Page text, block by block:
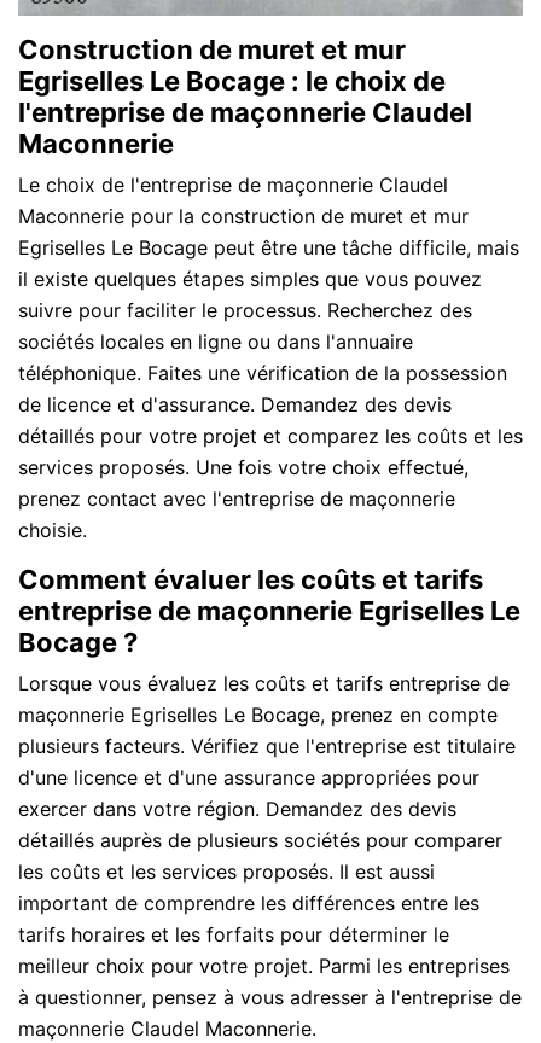
Construction de muret et mur
Egriselles Le Bocage : le choix de
l'entreprise de maçonnerie Claudel
Maconnerie
Le choix de l'entreprise de maçonnerie Claudel
Maconnerie pour la construction de muret et mur
Egriselles Le Bocage peut être une tâche difficile, mais
il existe quelques étapes simples que vous pouvez
suivre pour faciliter le processus. Recherchez des
sociétés locales en ligne ou dans l'annuaire
téléphonique. Faites une vérification de la possession
de licence et d'assurance. Demandez des devis
détaillés pour votre projet et comparez les coûts et les
services proposés. Une fois votre choix effectué,
prenez contact avec l'entreprise de maçonnerie
choisie.
Comment évaluer les coûts et tarifs
entreprise de maçonnerie Egriselles Le
Bocage ?
Lorsque vous évaluez les coûts et tarifs entreprise de
maçonnerie Egriselles Le Bocage, prenez en compte
plusieurs facteurs. Vérifiez que l'entreprise est titulaire
d'une licence et d'une assurance appropriées pour
exercer dans votre région. Demandez des devis
détaillés auprès de plusieurs sociétés pour comparer
les coûts et les services proposés. Il est aussi
important de comprendre les différences entre les
tarifs horaires et les forfaits pour déterminer le
meilleur choix pour votre projet. Parmi les entreprises
à questionner, pensez à vous adresser à l'entreprise de
maçonnerie Claudel Maconnerie.